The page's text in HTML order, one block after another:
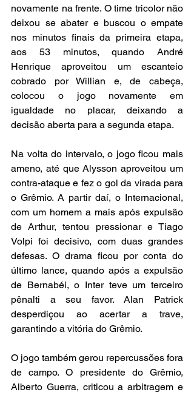
novamente na frente. O time tricolor não
deixou se abater e buscou o empate
nos minutos finais da primeira etapa,
aos 53 minutos, quando André
Henrique aproveitou um escanteio
cobrado por Willian e, de cabeça,
colocou o jogo novamente em
igualdade no placar, deixando a
decisão aberta para a segunda etapa.
Na volta do intervalo, o jogo ficou mais
ameno, até que Alysson aproveitou um
contra-ataque e fez o gol da virada para
o Grêmio. A partir daí, o Internacional,
com um homem a mais após expulsão
de Arthur, tentou pressionar e Tiago
Volpi foi decisivo, com duas grandes
defesas. O drama ficou por conta do
último lance, quando após a expulsão
de Bernabéi, o Inter teve um terceiro
pênalti a seu favor. Alan Patrick
desperdiçou ao acertar a trave,
garantindo a vitória do Grêmio.
O jogo também gerou repercussões fora
de campo. O presidente do Grêmio,
Alberto Guerra, criticou a arbitragem e